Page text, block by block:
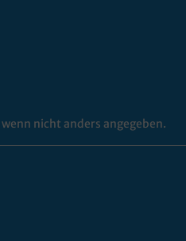
nicht anders angegeben.